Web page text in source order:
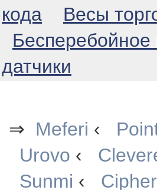
кода
Весы
Бесперебойное
датчики
⇒ Meferi ‹
Urovo ‹
Sunmi ‹ Cipher